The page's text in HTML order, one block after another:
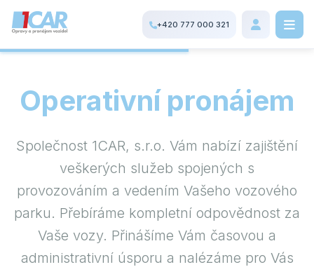
+420 777 000 321
Operativní pronájem
Společnost 1CAR, s.r.o. Vám nabízí zajištění
veškerých služeb spojených s
provozováním a vedením Vašeho vozového
parku. Přebíráme kompletní odpovědnost za
Vaše vozy. Přinášíme Vám časovou a
administrativní úsporu a nalézáme pro Vás